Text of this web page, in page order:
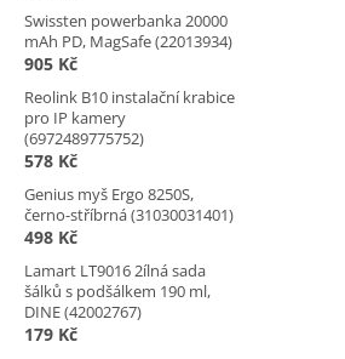
Swissten powerbanka 20000
mAh PD, MagSafe (22013934)
905 Kč
Reolink B10 instalační krabice
pro IP kamery
(6972489775752)
578 Kč
Genius myš Ergo 8250S,
černo-stříbrná (31030031401)
498 Kč
Lamart LT9016 2ílná sada
šálků s podšálkem 190 ml,
DINE (42002767)
179 Kč